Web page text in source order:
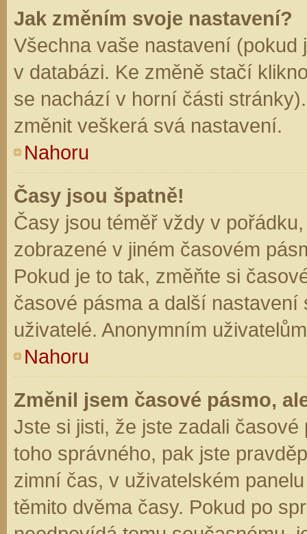
Jak změním svoje nastavení?
Všechna vaše nastavení (pokud
v databázi. Ke změně stačí
se nachází v horní části
změnit veškerá svá nastavení.
Nahoru
Časy jsou špatně!
Časy jsou téměř vždy v
zobrazené v jiném časovém
Pokud je to tak, změňte si
časové pásma a další
uživatelé. Anonymním
Nahoru
Změnil jsem časové pásmo,
Jste si jisti, že jste zadali
toho správného, pak jste
zimní čas, v uživatelském
těmito dvěma časy. Pokud po